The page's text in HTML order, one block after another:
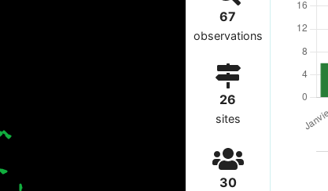
67
observations
26
sites
30